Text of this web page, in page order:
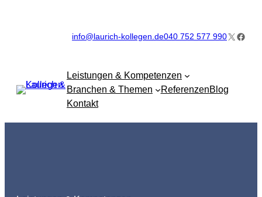
info@laurich-kollegen.de040 752 577 990X
Leistungen & Kompetenzen
Branchen & Themen
ReferenzenBlog
Kontakt